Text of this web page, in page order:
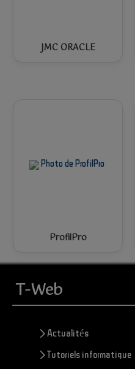
JMC ORACLE
ProfilPro
T-Web
> Actualités
> Tutoriels informatique